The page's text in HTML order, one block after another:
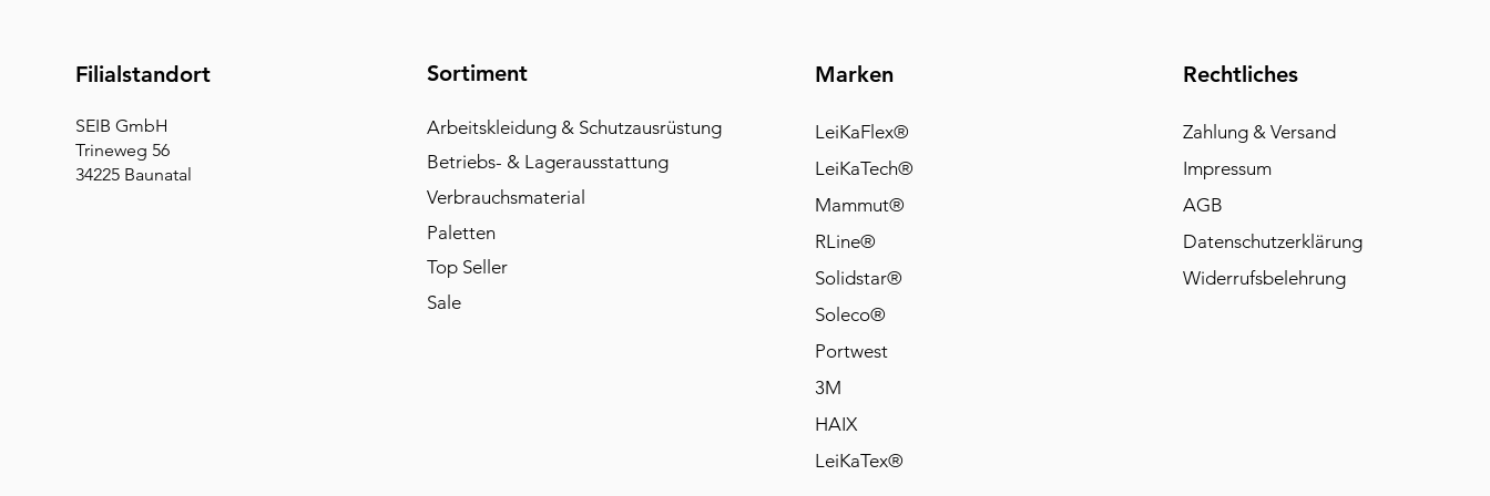
Filialstandort
SEIB GmbH
Trineweg 56
34225 Baunatal
Sortiment
Arbeitskleidung & Schutzausrüstung
Betriebs- & Lagerausstattung
Verbrauchsmaterial
Paletten
Top Seller
Sale
Marken
LeiKaFlex®
LeiKaTech®
Mammut®
RLine®
Solidstar®
Soleco®
Portwest
3M
HAIX
LeiKaTex®
Rechtliches
Zahlung & Versand
Impressum
AGB
Datenschutzerklärung
Widerrufsbelehrung